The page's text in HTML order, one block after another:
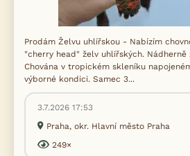
Prodám Želvu uhlířskou - Nabízím
"cherry head" želv uhlířských. Nádherně
Chována v tropickém skleníku
výborné kondici. Samec 3...
3.7.2026 17:53
Praha, okr. Hlavní město Praha
249×